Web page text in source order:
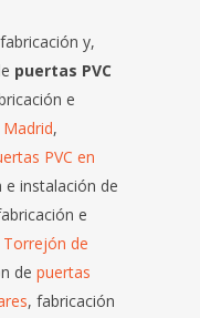
y,
puertas PVC
e
,
PVC en
e instalación de
e
Torrejón de
de puertas
, fabricación